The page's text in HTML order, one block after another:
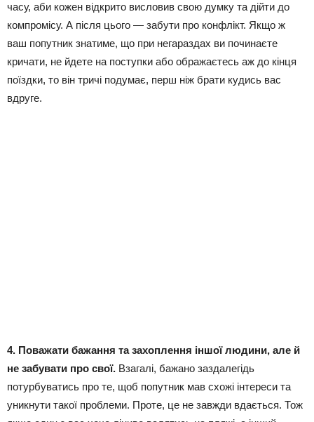
часу, аби кожен відкрито висловив свою думку та дійти до
компромісу. А після цього — забути про конфлікт. Якщо ж
ваш попутник знатиме, що при негараздах ви починаєте
кричати, не йдете на поступки або ображаєтесь аж до кінця
поїздки, то він тричі подумає, перш ніж брати кудись вас
вдруге.
4. Поважати бажання та захоплення іншої людини, але й
не забувати про свої. Взагалі, бажано заздалегідь
потурбуватись про те, щоб попутник мав схожі інтереси та
уникнути такої проблеми. Проте, це не завжди вдається. Тож